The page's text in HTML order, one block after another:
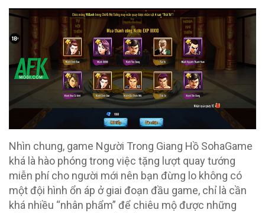
Nhìn chung, game Người Trong Giang Hồ SohaGame
khá là hào phóng trong việc tặng lượt quay tướng
miễn phí cho người mới nên bạn đừng lo không có
một đội hình ổn áp ở giai đoạn đầu game, chỉ là cần
khá nhiều “nhân phẩm” để chiêu mộ được những